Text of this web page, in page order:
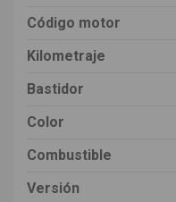
Código motor
Kilometraje
Bastidor
Color
Combustible
Versión